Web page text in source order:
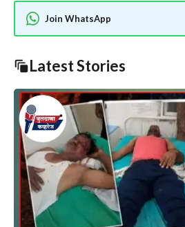
Join WhatsApp
Latest Stories